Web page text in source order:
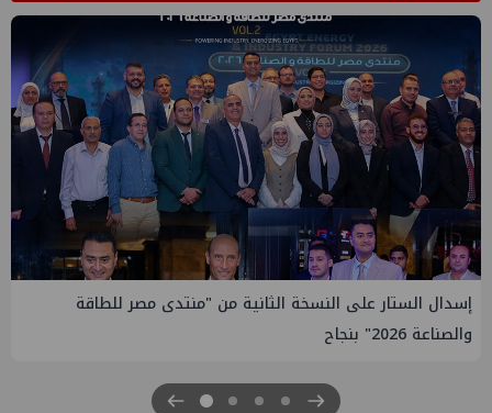
مصر للطاقة إيني تعين مديراً جديد لها في مصر